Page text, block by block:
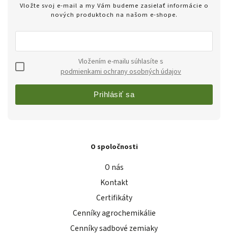
Vložte svoj e-mail a my Vám budeme zasielať informácie o
nových produktoch na našom e-shope.
podmienkami ochrany osobných údajov
Prihlásiť sa
O spoločnosti
O nás
Kontakt
Certifikáty
Cenníky agrochemikálie
Cenníky sadbové zemiaky